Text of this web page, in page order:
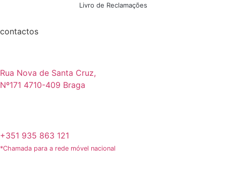
Livro de Reclamações
contactos
Rua Nova de Santa Cruz,
Nº171 4710-409 Braga
+351 935 863 121
*Chamada para a rede móvel nacional